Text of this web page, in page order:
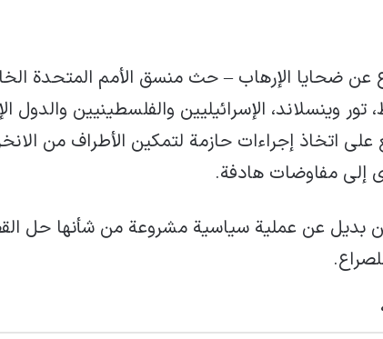
عن ضحايا الإرهاب – حث منسق الأمم المتحدة
تور وينسلاند، الإسرائيليين والفلسطينيين والدول
على اتخاذ إجراءات حازمة لتمكين الأطراف من
إلى مفاوضات هادفة.
بديل عن عملية سياسية مشروعة من شأنها حل